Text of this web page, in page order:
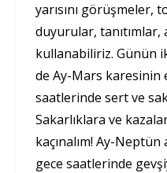
yarısını görüşmeler,
duyurular, tanıtımlar,
kullanabiliriz. Günün
de Ay-Mars karesinin
saatlerinde sert ve
Sakarlıklara ve
kaçınalım! Ay-Neptün
gece saatlerinde